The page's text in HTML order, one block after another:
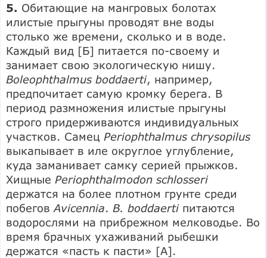
5. Обитающие на мангровых болотах
илистые прыгуны проводят вне воды
столько же времени, сколько и в воде.
Каждый вид [Б] питается по-своему и
занимает свою экологическую нишу.
Boleophthalmus boddaerti, например,
предпочитает самую кромку берега. В
период размножения илистые прыгуны
строго придерживаются индивидуальных
участков. Самец Periophthalmus chrysopilus
выкапывает в иле округлое углубление,
куда заманивает самку серией прыжков.
Хищные Periophthalmodon schlosseri
держатся на более плотном грунте среди
побегов Avicennia. В. boddaertiпитаются
водорослями на прибрежном мелководье. Во
время брачных ухаживаний рыбешки
держатся «пасть к пасти» [А].